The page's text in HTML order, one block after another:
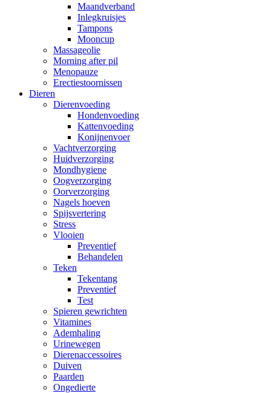
Maandverband
Inlegkruisjes
Tampons
Mooncup
Massageolie
Morning after pil
Menopauze
Erectiestoornissen
Dieren
Dierenvoeding
Hondenvoeding
Kattenvoeding
Konijnenvoer
Vachtverzorging
Huidverzorging
Mondhygiene
Oogverzorging
Oorverzorging
Nagels hoeven
Spijsvertering
Stress
Vlooien
Preventief
Behandelen
Teken
Tekentang
Preventief
Test
Spieren gewrichten
Vitamines
Ademhaling
Urinewegen
Dierenaccessoires
Duiven
Paarden
Ongedierte